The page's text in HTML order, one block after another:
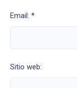
Email: *
Sitio web: